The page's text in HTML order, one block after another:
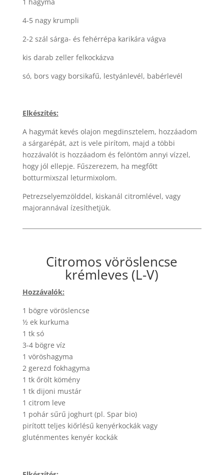
4-5 nagy krumpli
2-2 szál sárga- és fehérrépa karikára vágva
kis darab zeller felkockázva
só, bors vagy borsikafű, lestyánlevél, babérlevél
Elkészítés:
A hagymát kevés olajon megdinsztelem, hozzáadom
a sárgarépát, azt is vele pirítom, majd a többi
hozzávalót is hozzáadom és felöntöm annyi vízzel,
hogy jól ellepje. Fűszerezem, ha megfőtt
botturmixszal leturmixolom.
Petrezselyemzölddel, kiskanál citromlével, vagy
majorannával ízesíthetjük.
Citromos vöröslencse
krémleves (L-V)
Hozzávalók:
1 bögre vöröslencse
½ ek kurkuma
1 tk só
3-4 bögre víz
1 vöröshagyma
2 gerezd fokhagyma
1 tk őrölt kömény
1 tk dijoni mustár
1 citrom leve
1 pohár sűrű joghurt (pl. Spar bio)
pirított teljes kiőrlésű kenyérkockák vagy
gluténmentes kenyér kockák